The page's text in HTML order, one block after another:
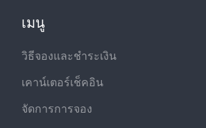
เมนู
วิธีจองและชำระเงิน
เคาน์เตอร์เช็คอิน
จัดการการจอง